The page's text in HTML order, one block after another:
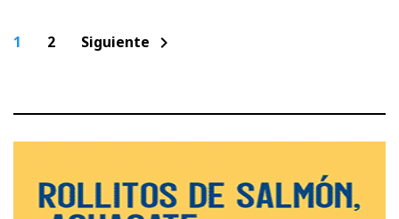
Paginación
1 2 Siguiente chevron_right